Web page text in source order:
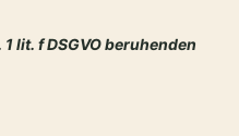
lit. f DSGVO beruhenden